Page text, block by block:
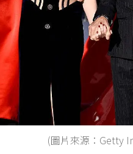
(圖片來源：Getty